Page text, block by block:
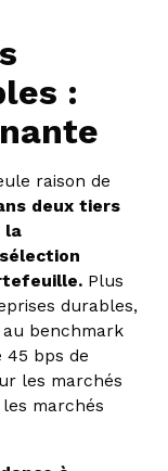
:
raison de
deux tiers
la
Plus
durables,
benchmark
45 bps de
les marchés
marchés